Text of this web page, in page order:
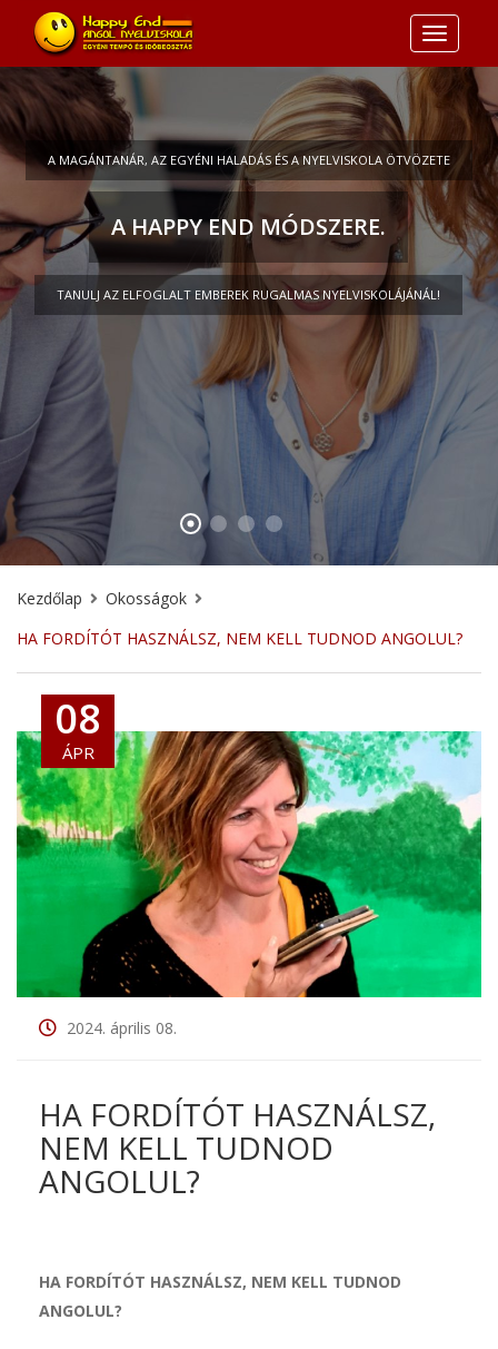
Toggle
A MAGÁNTANÁR, AZ EGYÉNI HALADÁS ÉS A NYELVISKOLA ÖTVÖZETE
A HAPPY END MÓDSZERE.
TANULJ AZ ELFOGLALT EMBEREK RUGALMAS NYELVISKOLÁJÁNÁL!
Kezdőlap
Okosságok
HA FORDÍTÓT HASZNÁLSZ, NEM KELL TUDNOD ANGOLUL?
08
ÁPR
2024. április 08.
HA FORDÍTÓT HASZNÁLSZ,
NEM KELL TUDNOD
ANGOLUL?
HA FORDÍTÓT HASZNÁLSZ, NEM KELL TUDNOD
ANGOLUL?